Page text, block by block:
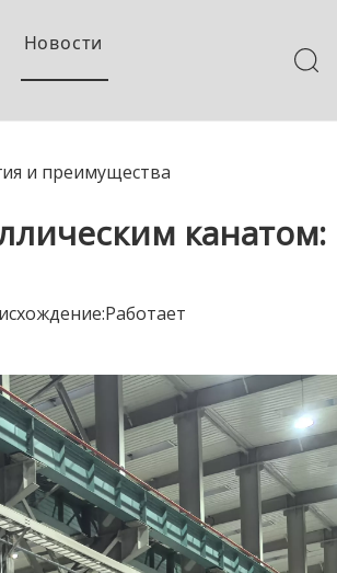
Новости
и преимущества
канатом:
Работает